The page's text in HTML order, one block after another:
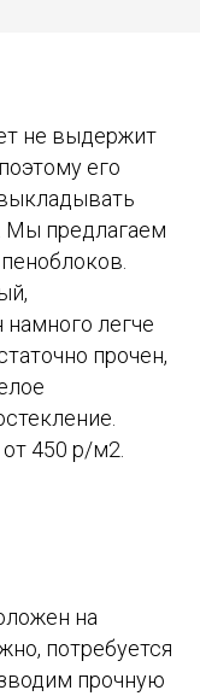
не выдержит
его
Мы предлагаем
легче
прочен,
450 р/м2.
на
потребуется
прочную